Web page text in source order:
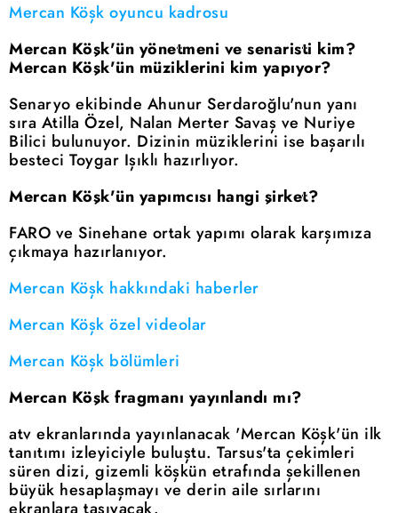
Mercan Köşk oyuncu kadrosu
Mercan Köşk'ün yönetmeni ve senaristi kim?
Mercan Köşk'ün müziklerini kim yapıyor?
Senaryo ekibinde Ahunur Serdaroğlu'nun yanı
sıra Atilla Özel, Nalan Merter Savaş ve Nuriye
Bilici bulunuyor. Dizinin müziklerini ise başarılı
besteci Toygar Işıklı hazırlıyor.
Mercan Köşk'ün yapımcısı hangi şirket?
FARO ve Sinehane ortak yapımı olarak karşımıza
çıkmaya hazırlanıyor.
Mercan Köşk hakkındaki haberler
Mercan Köşk özel videolar
Mercan Köşk bölümleri
Mercan Köşk fragmanı yayınlandı mı?
atv ekranlarında yayınlanacak 'Mercan Köşk'ün ilk
tanıtımı izleyiciyle buluştu. Tarsus'ta çekimleri
süren dizi, gizemli köşkün etrafında şekillenen
büyük hesaplaşmayı ve derin aile sırlarını